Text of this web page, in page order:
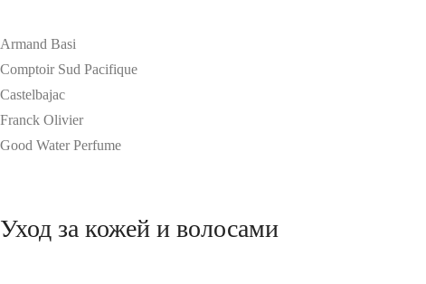
Armand Basi
Comptoir Sud Pacifique
Castelbajac
Franck Olivier
Good Water Perfume
Уход за кожей и волосами